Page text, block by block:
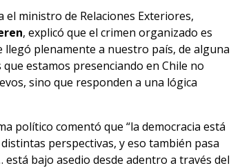
el ministro de Relaciones Exteriores,
, explicó que el crimen organizado es
llegó plenamente a nuestro país, de alguna
estamos presenciando en Chile no
sino que responden a una lógica
político comentó que “la democracia está
perspectivas, y eso también pasa
bajo asedio desde adentro a través del